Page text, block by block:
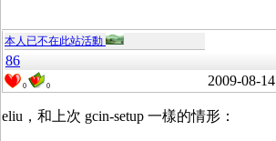
本人已不在此站活動
86
0 0 2009-08-14
eliu，和上次 gcin-setup 一樣的情形：